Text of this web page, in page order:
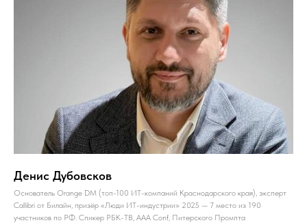
Денис Дубовсков
Основатель Orange DM (топ-100 ИТ-компаний Краснодарского края), эксперт
Callibri от Билайн, призёр «Люди ИТ-индустрии» 2025 — 7 место из 190
участников по РФ. Спикер РБК-ТВ, AAA Conf, Питерского Промпта